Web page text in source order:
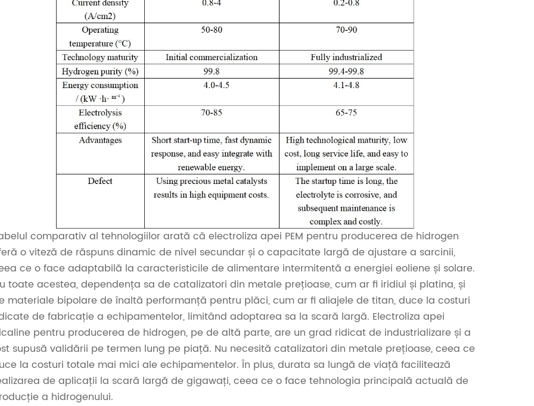
comparativ al tehnologiilor arată că electroliza apei PEM pentru producerea de hidrogen
o viteză de răspuns dinamic de nivel secundar și o capacitate largă de ajustare a sarcinii,
ce o face adaptabilă la caracteristicile de alimentare intermitentă a energiei eoliene și solare.
toate acestea, dependența sa de catalizatori din metale prețioase, cum ar fi iridiul și platina, și
materiale bipolare de înaltă performanță pentru plăci, cum ar fi aliajele de titan, duce la costuri
de fabricație a echipamentelor, limitând adoptarea sa la scară largă. Electroliza apei
pentru producerea de hidrogen, pe de altă parte, are un grad ridicat de industrializare și a
supusă validării pe termen lung pe piață. Nu necesită catalizatori din metale prețioase, ceea ce
la costuri totale mai mici ale echipamentelor. În plus, durata sa lungă de viață facilitează
de aplicații la scară largă de gigawați, ceea ce o face tehnologia principală actuală de
a hidrogenului.